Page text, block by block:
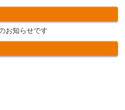
お知らせです